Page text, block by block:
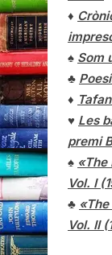
♦
♠ Som
♣
♦
♥ Les
premi
♠ «The
Vol. I
♣
Vol. II